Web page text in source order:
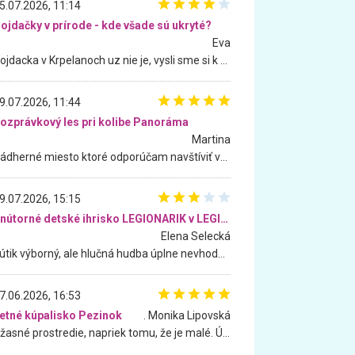
11:14
v prírode - kde všade sú ukryté?
Eva
11:44
les pri kolibe Panoráma
Martina
15:15
Vnútorné detské ihrisko LEGIONARIK v LEGIA Fitness
Elena Selecká
16:53
kúpalisko Pezinok
. Monika Lipovská